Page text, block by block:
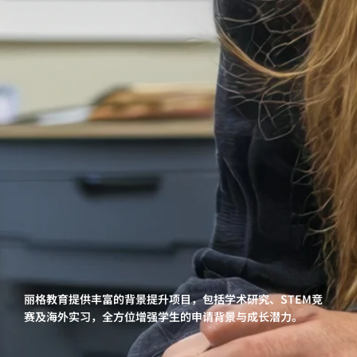
丽格教育提供丰富的背景提升项目，包括学术研究、STEM竞
赛及海外实习，全方位增强学生的申请背景与成长潜力。